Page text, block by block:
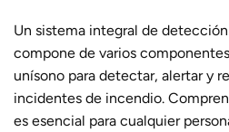
Un sistema integral de
compone de varios
unísono para detectar, alertar y
incidentes de incendio.
es esencial para cualquier